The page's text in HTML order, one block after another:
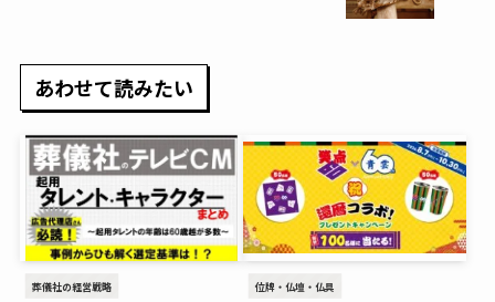
あわせて読みたい
葬儀社の経営戦略 位牌・仏壇・仏具